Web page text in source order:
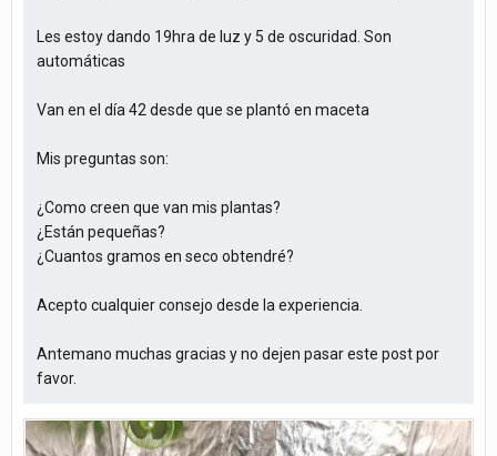
Les estoy dando 19hra de luz y 5 de oscuridad. Son
automáticas
Van en el día 42 desde que se plantó en maceta
Mis preguntas son:
¿Como creen que van mis plantas?
¿Están pequeñas?
¿Cuantos gramos en seco obtendré?
Acepto cualquier consejo desde la experiencia.
Antemano muchas gracias y no dejen pasar este post por
favor.